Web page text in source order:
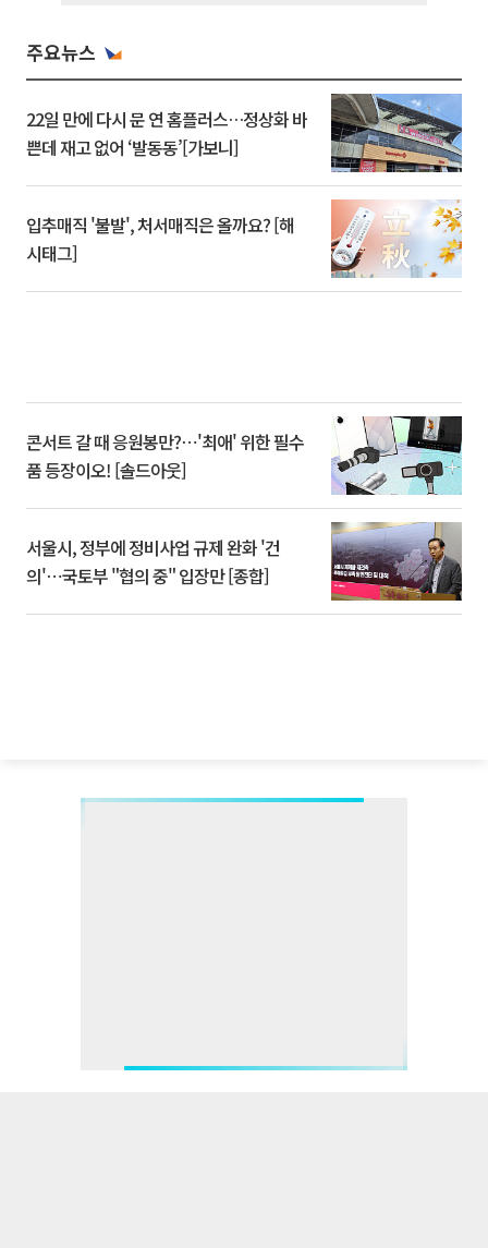
주요뉴스
22일 만에 다시 문 연 홈플러스…정상화 바
쁜데 재고 없어 ‘발동동’[가보니]
입추매직 '불발', 처서매직은 올까요? [해
시태그]
콘서트 갈 때 응원봉만?⋯'최애' 위한 필수
품 등장이오! [솔드아웃]
서울시, 정부에 정비사업 규제 완화 '건
의'⋯국토부 "협의 중" 입장만 [종합]